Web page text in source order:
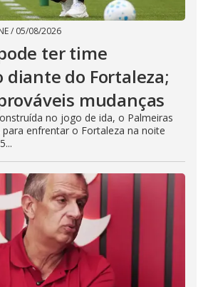
/ 05/08/2026
ter time
diante do Fortaleza;
mudanças
no jogo de ida, o Palmeiras
enfrentar o Fortaleza na noite